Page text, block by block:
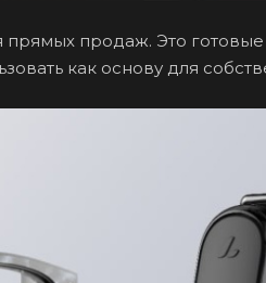
прямых продаж. Это
как основу для